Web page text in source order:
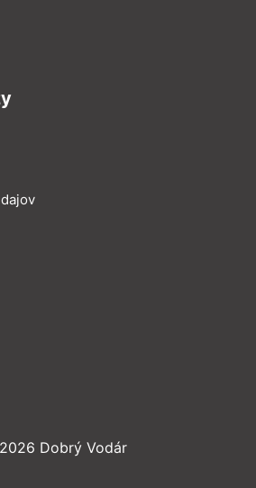
Dobrý Vodár